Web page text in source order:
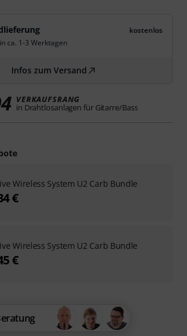
kostenlos
ca. 1-3 Werktagen
Infos zum Versand
VERKAUFSRANG
in Drahtlosanlagen für Gitarre/Bass
Wireless System U2 Carb Bundle
€
Wireless System U2 Carb Bundle
€